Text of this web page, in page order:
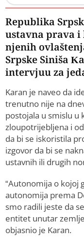
Republika
ustavna prava
njenih
Srpske Siniša
intervjuu za
Karan je naveo da
trenutno nije na
postojala u smislu u
zloupotrijebljena i
da bi se iskoristila
izgovor da bi se
ustavnih ili drugih
“Autonomija o kojoj
autonomija prema
smo radili jeste da
entitet unutar
objasnio je Karan.